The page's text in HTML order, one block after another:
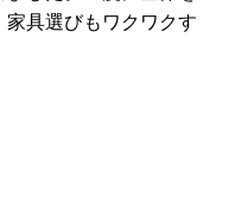
具選びもワクワクす